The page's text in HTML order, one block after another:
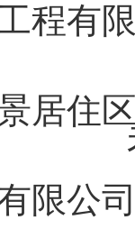
居住
和